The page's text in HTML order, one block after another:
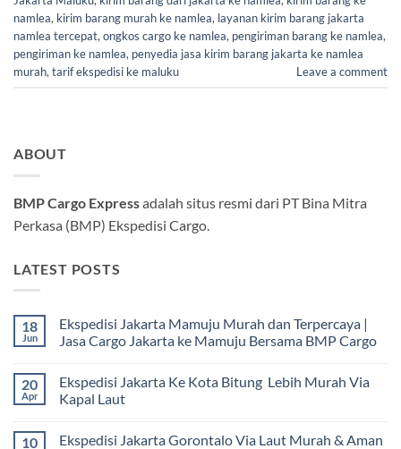
namlea, kirim barang murah ke namlea, layanan kirim barang jakarta
namlea tercepat, ongkos cargo ke namlea, pengiriman barang ke namlea,
pengiriman ke namlea, penyedia jasa kirim barang jakarta ke namlea
murah, tarif ekspedisi ke maluku Leave a comment
ABOUT
BMP Cargo Expressadalah situs resmi dari PT Bina Mitra
Perkasa (BMP) Ekspedisi Cargo.
LATEST POSTS
18
Jun
Ekspedisi Jakarta Mamuju Murah dan Terpercaya |
Jasa Cargo Jakarta ke Mamuju Bersama BMP Cargo
komentar
pada
Ekspedisi
Murah
20
Apr
Ekspedisi Jakarta Ke Kota Bitung Lebih Murah Via
Kapal Laut
komentar
10
Ekspedisi Jakarta Gorontalo Via Laut Murah & Aman